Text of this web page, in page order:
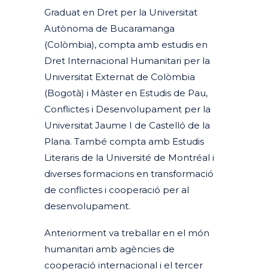
Graduat en Dret per la Universitat
Autònoma de Bucaramanga
(Colòmbia), compta amb estudis en
Dret Internacional Humanitari per la
Universitat Externat de Colòmbia
(Bogotà) i Màster en Estudis de Pau,
Conflictes i Desenvolupament per la
Universitat Jaume I de Castelló de la
Plana. També compta amb Estudis
Literaris de la Université de Montréal i
diverses formacions en transformació
de conflictes i cooperació per al
desenvolupament.
Anteriorment va treballar en el món
humanitari amb agències de
cooperació internacional i el tercer